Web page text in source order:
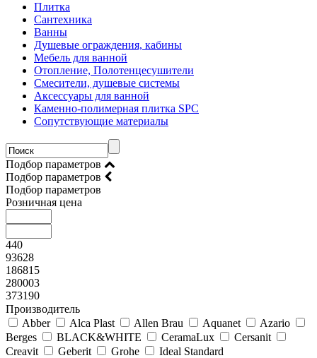
Плитка
Сантехника
Ванны
Душевые ограждения, кабины
Мебель для ванной
Отопление, Полотенцесушители
Смесители, душевые системы
Аксессуары для ванной
Каменно-полимерная плитка SPC
Сопутствующие материалы
Подбор параметров
Подбор параметров
Подбор параметров
Розничная цена
440
93628
186815
280003
373190
Производитель
Abber
Alca Plast Allen Brau Aquanet
Azario
Berges
BLACK&WHITE CeramaLux
Cersanit
Creavit
Geberit Grohe
Ideal Standard